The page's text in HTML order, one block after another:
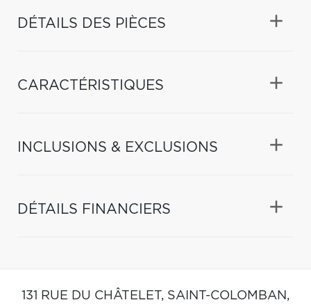
DÉTAILS DES PIÈCES
CARACTÉRISTIQUES
INCLUSIONS & EXCLUSIONS
DÉTAILS FINANCIERS
131 RUE DU CHÂTELET, SAINT-COLOMBAN,